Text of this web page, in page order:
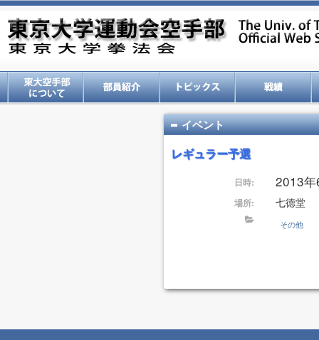
イベント
レギュラー予選
日時: 2013
場所: 七徳堂
その他